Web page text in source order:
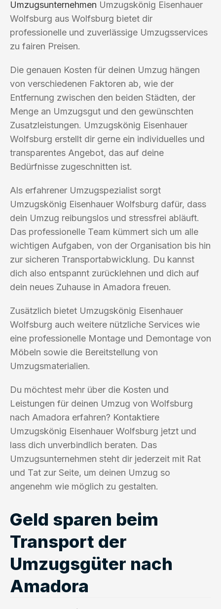
Umzugsunternehmen Umzugskönig Eisenhauer
Wolfsburg aus Wolfsburg bietet dir
professionelle und zuverlässige Umzugsservices
zu fairen Preisen.
Die genauen Kosten für deinen Umzug hängen
von verschiedenen Faktoren ab, wie der
Entfernung zwischen den beiden Städten, der
Menge an Umzugsgut und den gewünschten
Zusatzleistungen. Umzugskönig Eisenhauer
Wolfsburg erstellt dir gerne ein individuelles und
transparentes Angebot, das auf deine
Bedürfnisse zugeschnitten ist.
Als erfahrener Umzugspezialist sorgt
Umzugskönig Eisenhauer Wolfsburg dafür, dass
dein Umzug reibungslos und stressfrei abläuft.
Das professionelle Team kümmert sich um alle
wichtigen Aufgaben, von der Organisation bis hin
zur sicheren Transportabwicklung. Du kannst
dich also entspannt zurücklehnen und dich auf
dein neues Zuhause in Amadora freuen.
Zusätzlich bietet Umzugskönig Eisenhauer
Wolfsburg auch weitere nützliche Services wie
eine professionelle Montage und Demontage von
Möbeln sowie die Bereitstellung von
Umzugsmaterialien.
Du möchtest mehr über die Kosten und
Leistungen für deinen Umzug von Wolfsburg
nach Amadora erfahren? Kontaktiere
Umzugskönig Eisenhauer Wolfsburg jetzt und
lass dich unverbindlich beraten. Das
Umzugsunternehmen steht dir jederzeit mit Rat
und Tat zur Seite, um deinen Umzug so
angenehm wie möglich zu gestalten.
Geld sparen beim
Transport der
Umzugsgüter nach
Amadora